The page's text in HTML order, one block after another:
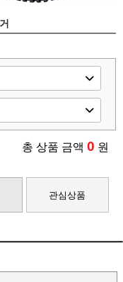
총 상품 금액 0 원
관심상품